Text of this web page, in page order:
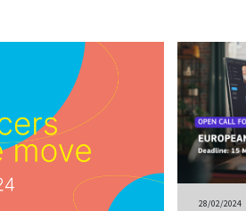
28/02/2024